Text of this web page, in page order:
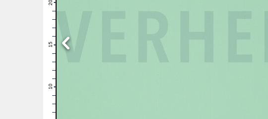
10
11
12
13
14
15
16
17
18
19
20